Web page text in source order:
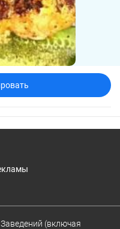
(включая